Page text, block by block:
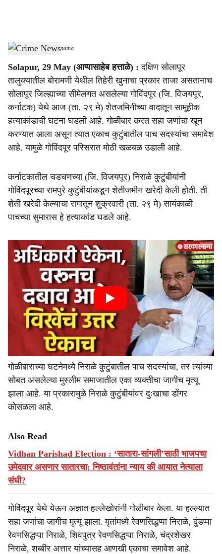
a
r
e
Crime News-Sarkarnama
Solapur, 29 May (आप्पासाहेब हत्ताळे) : दक्षिण सोलापूर
तालुक्यातील बोरामणी येथील तिहेरी खुनाचा प्रकार ताजा असतानाच
सोलापूर जिल्ह्याच्या सीमेलगत असलेल्या गोविंदपूर (जि. विजयपूर,
कर्नाटक) येथे आज (ता. २९ मे) शेतजमिनीच्या वादातून सामूहीक
हत्याकांडाची घटना घडली आहे. गोळीबार करत सहा जणांचा खून
करण्यात आला असून त्यात एकाच कुटुंबातील पाच सदस्यांचा समावेश
आहे. यामुळे गोविंदपूर परिसरात मोठी खळबळ उडाली आहे.
कर्नाटकातील चडचणच्या (जि. विजयपूर) निराळे कुटुंबीयांनी
गोविंदपूरच्या रामपुरे कुटुंबीयांकडून शेतीजमीन खरेदी केली होती. ती
शेती खरेदी केल्याचा रागातून शुक्रवारी (ता. २९ मे) सायंकाळी
पाचच्या सुमारास हे हत्याकांड घडले आहे.
गोळीबाराच्या घटनेमध्ये निराळे कुटुंबातील पाच सदस्यांचा, तर त्यांच्या
सोबत असलेल्या मुस्लीम समाजातील एका व्यक्तीचा जागीच मृत्यू
झाला आहे. या प्रकारामुळे निराळे कुटुंबीयांवर दुःखाचा डोंगर
कोसळला आहे.
Also Read
Vidhan Parishad Election : ‘सातारा-सांगली’साठी भाजपचा
उमेदवार असणार सातारचा; निष्ठावंतांना न्याय की आयात नेत्याला
संधी?
गोविंदपूर येथे येऊन अज्ञात हल्लेखोरांनी गोळीबार केला. या हल्ल्यात
सहा जणांचा जागीच मृत्यू झाला. मृतांमध्ये रेवणसिद्धप्पा निराळे, दुंडप्पा
रेवणसिद्धप्पा निराळे, शिवपुत्र रेवणसिद्धप्पा निराळे, चंद्रशेखर
निराळे, शब्बीर अत्तार यांच्यासह आणखी एकाचा समावेश आहे.